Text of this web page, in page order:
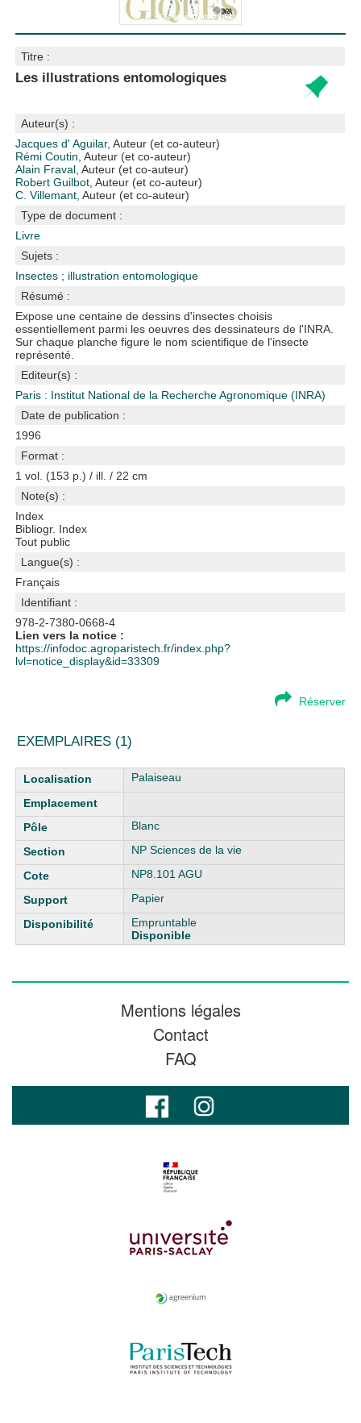
Titre :
Les illustrations entomologiques
Auteur(s) :
Jacques d' Aguilar, Auteur (et co-auteur)
Rémi Coutin , Auteur (et co-auteur)
Alain Fraval , Auteur (et co-auteur)
Robert Guilbot , Auteur (et co-auteur)
C. Villemant , Auteur (et co-auteur)
Type de document :
Livre
Sujets :
Insectes ; illustration entomologique
Résumé :
Expose une centaine de dessins d'insectes choisis
essentiellement parmi les oeuvres des dessinateurs de l'INRA.
Sur chaque planche figure le nom scientifique de l'insecte
représenté.
Editeur(s) :
Paris : Institut National de la Recherche Agronomique (INRA)
Date de publication :
1996
Format :
1 vol. (153 p.) / ill. / 22 cm
Note(s) :
Index
Bibliogr. Index
Tout public
Langue(s) :
Français
Identifiant :
978-2-7380-0668-4
Lien vers la notice :
https://infodoc.agroparistech.fr/index.php?
lvl=notice_display&id=33309
Réserver
EXEMPLAIRES (1)
Liste des exemplaires Palaiseau
Blanc
NP Sciences de la vie
NP8.101 AGU
Papier
Empruntable
Disponible
Mentions légales
Contact
FAQ